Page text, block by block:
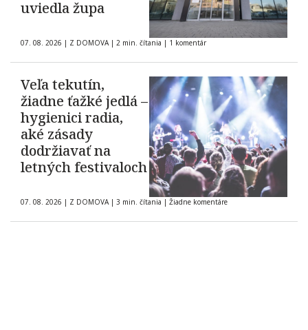
uviedla župa
07. 08. 2026 | Z DOMOVA | 2 min. čítania | 1 komentár
Veľa tekutín,
žiadne ťažké jedlá –
hygienici radia,
aké zásady
dodržiavať na
letných festivaloch
07. 08. 2026 | Z DOMOVA | 3 min. čítania | Žiadne komentáre